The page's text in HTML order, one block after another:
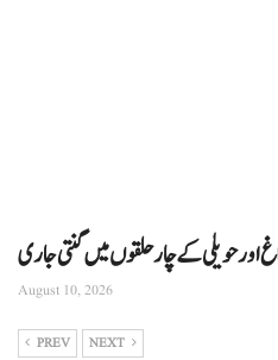
اور حویلی کے چار حلقوں میں گنتی جاری
August 10, 2026
PREV NEXT